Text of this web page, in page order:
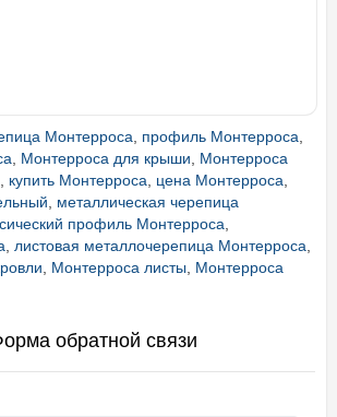
Монтерроса, профиль Монтерроса,
, Монтерроса для крыши, Монтерроса
, купить Монтерроса, цена Монтерроса,
, металлическая черепица
профиль Монтерроса,
, листовая металлочерепица Монтерроса,
, Монтерроса листы, Монтерроса
обратной связи